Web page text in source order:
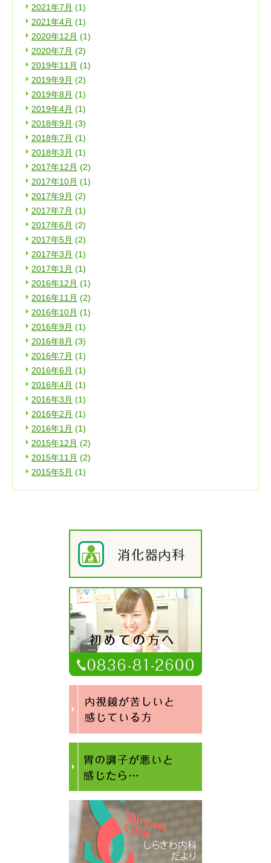
2021年7月 (1)
2021年4月 (1)
2020年12月 (1)
2020年7月 (2)
2019年11月 (1)
2019年9月 (2)
2019年8月 (1)
2019年4月 (1)
2018年9月 (3)
2018年7月 (1)
2018年3月 (1)
2017年12月 (2)
2017年10月 (1)
2017年9月 (2)
2017年7月 (1)
2017年6月 (2)
2017年5月 (2)
2017年3月 (1)
2017年1月 (1)
2016年12月 (1)
2016年11月 (2)
2016年10月 (1)
2016年9月 (1)
2016年8月 (3)
2016年7月 (1)
2016年6月 (1)
2016年4月 (1)
2016年3月 (1)
2016年2月 (1)
2016年1月 (1)
2015年12月 (2)
2015年11月 (2)
2015年5月 (1)